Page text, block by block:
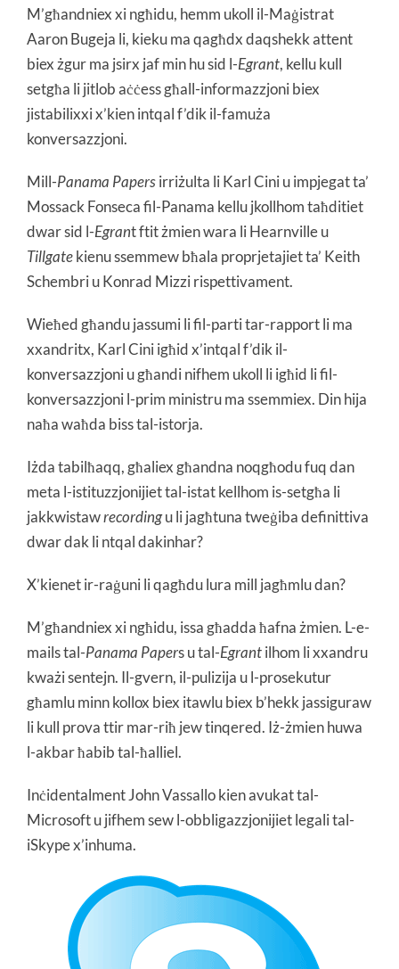
M’għandniex xi ngħidu, hemm ukoll il-Maġistrat
Aaron Bugeja li, kieku ma qagħdx daqshekk attent
biex żgur ma jsirx jaf min hu sid l-Egrant, kellu kull
setgħa li jitlob aċċess għall-informazzjoni biex
jistabilixxi x’kien intqal f’dik il-famuża
konversazzjoni.
Mill-Panama Papersirriżulta li Karl Cini u impjegat ta’
Mossack Fonseca fil-Panama kellu jkollhom taħditiet
dwar sid l-Egrant ftit żmien wara li Hearnville u
Tillgatekienu ssemmew bħala proprjetajiet ta’ Keith
Schembri u Konrad Mizzi rispettivament.
Wieħed għandu jassumi li fil-parti tar-rapport li ma
xxandritx, Karl Cini igħid x’intqal f’dik il-
konversazzjoni u għandi nifhem ukoll li igħid li fil-
konversazzjoni l-prim ministru ma ssemmiex. Din hija
naħa waħda biss tal-istorja.
Iżda tabilħaqq, għaliex għandna noqgħodu fuq dan
meta l-istituzzjonijiet tal-istat kellhom is-setgħa li
jakkwistawrecordingu li jagħtuna tweġiba definittiva
dwar dak li ntqal dakinhar?
X’kienet ir-raġuni li qagħdu lura mill jagħmlu dan?
M’għandniex xi ngħidu, issa għadda ħafna żmien. L-e-
mails tal-Panama Papers u tal-Egrantilhom li xxandru
kważi sentejn. Il-gvern, il-pulizija u l-prosekutur
għamlu minn kollox biex itawlu biex b’hekk jassiguraw
li kull prova ttir mar-riħ jew tinqered. Iż-żmien huwa
l-akbar ħabib tal-ħalliel.
Inċidentalment John Vassallo kien avukat tal-
Microsoft u jifhem sew l-obbligazzjonijiet legali tal-
iSkype x’inhuma.